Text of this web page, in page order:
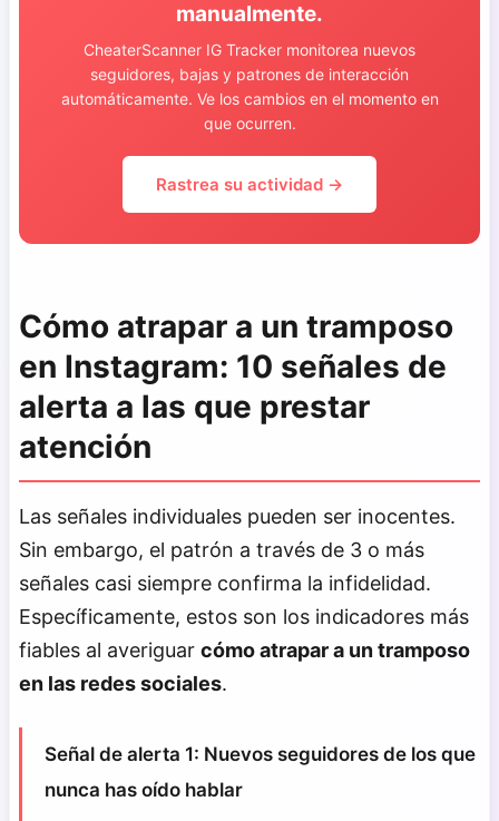
manualmente.
CheaterScanner IG Tracker monitorea nuevos
seguidores, bajas y patrones de interacción
automáticamente. Ve los cambios en el momento en
que ocurren.
Rastrea su actividad →
Cómo atrapar a un tramposo
en Instagram: 10 señales de
alerta a las que prestar
atención
Las señales individuales pueden ser inocentes.
Sin embargo, el patrón a través de 3 o más
señales casi siempre confirma la infidelidad.
Específicamente, estos son los indicadores más
fiables al averiguar cómo atrapar a un tramposo
en las redes sociales.
Señal de alerta 1: Nuevos seguidores de los que
nunca has oído hablar